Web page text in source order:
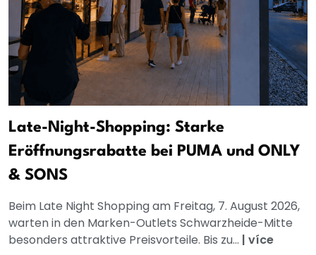
Late-Night-Shopping: Starke
Eröffnungsrabatte bei PUMA und ONLY
& SONS
Beim Late Night Shopping am Freitag, 7. August 2026,
warten in den Marken-Outlets Schwarzheide-Mitte
besonders attraktive Preisvorteile. Bis zu... | více